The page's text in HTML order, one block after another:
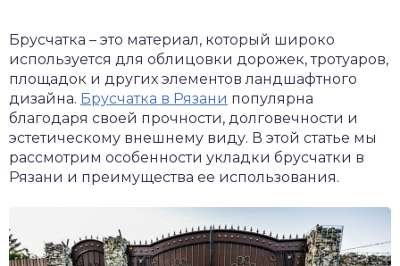
Брусчатка – это материал, который широко
используется для облицовки дорожек, тротуаров,
площадок и других элементов ландшафтного
дизайна. Брусчатка в Рязани популярна
благодаря своей прочности, долговечности и
эстетическому внешнему виду. В этой статье мы
рассмотрим особенности укладки брусчатки в
Рязани и преимущества ее использования.